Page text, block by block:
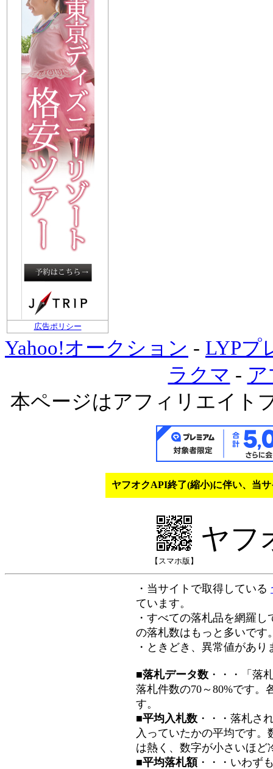
広告ポリシー
Yahoo!オークション - LYPプ
ラクマ -
本ページはアフィリエイト
ヤフオクAPI終了(縮小)に伴い、当
【スマホ版】
ヤフ
・当サイトで取得している
ています。
・すべての落札品を網羅
の落札数はもっと多いです
・ときどき、異常値があ
■落札データ数 ・・・「落
落札件数の70～80%です。
す。
■平均入札数 ・・・落札さ
入っていたかの平均です
は熱く、数字が小さいほど
■平均落札額 ・・・いわず